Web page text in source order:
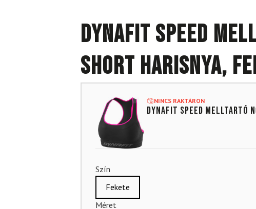
DYNAFIT Speed
Short harisnya,
NINCS RAKTÁRON
DYNAFIT Speed ​​​​melltartó
Szín
Fekete
Méret